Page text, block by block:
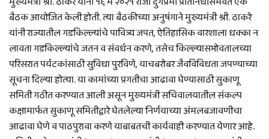
बैठक आयोजित केली होती. त्या बैठकीच्या अनुषंगाने मुख्यमंत्री श्री. ठाकरे
यांनी राज्यातील गडकिल्ल्यांचे पावित्र्य जपत, ऐतिहासिक वारशाला धक्का न
लावता गडकिल्ल्यांचे जतन व संवर्धन करणे, तसेच किल्ल्यासभोवतालच्या
परिसरात पर्यटकांसाठी सुविधा पुरविणे, याचबरोबर जैवविविधता जपण्याच्या
सूचना दिल्या होत्या. या कामांच्या प्रगतीचा आढावा घेण्यासाठी सुकाणू
समिती गठीत करण्यात आली असून मुख्यमंत्री सचिवालयातील संकल्प
कक्षामार्फत सुकाणू समितीद्वारे घेतलेल्या निर्णयाच्या अंमलबजावणीचा
आढावा घेणे व पाठपुरावा करणे याबाबतची कार्यवाही करण्यात येणार आहे.